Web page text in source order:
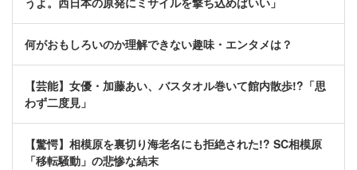
何がおもしろいのか理解できない趣味・エンタメは？
【芸能】女優・加藤あい、バスタオル巻いて館内散歩!?「思
わず二度見」
【驚愕】相模原を裏切り海老名にも拒絶された!? SC相模原
「移転騒動」の悲惨な結末